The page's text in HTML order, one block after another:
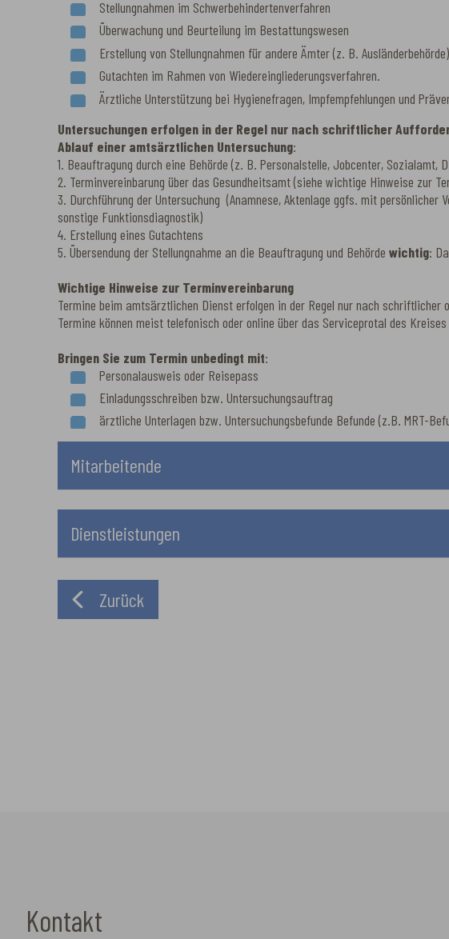
Stellungnahmen im Schwerbehindertenverfahren
Überwachung und Beurteilung im Bestattungswesen
Erstellung von Stellungnahmen für andere Ämter (z. B. Ausländerbehörde)
Gutachten im Rahmen von Wiedereingliederungsverfahren.
Ärztliche Unterstützung bei Hygienefragen, Impfempfehlungen und
Untersuchungen erfolgen in der Regel nur nach schriftlicher
Ablauf einer amtsärztlichen Untersuchung:
1. Beauftragung durch eine Behörde (z. B. Personalstelle, Jobcenter, Sozialamt,
2. Terminvereinbarung über das Gesundheitsamt (siehe wichtige Hinweise zur
3. Durchführung der Untersuchung (Anamnese, Aktenlage ggfs. mit
sonstige Funktionsdiagnostik)
4. Erstellung eines Gutachtens
5. Übersendung der Stellungnahme an die Beauftragung und Behörde wichtig:
Wichtige Hinweise zur Terminvereinbarung
Termine beim amtsärztlichen Dienst erfolgen in der Regel nur nach schriftlicher
Termine können meist telefonisch oder online über das Serviceprotal des
Bringen Sie zum Termin unbedingt mit:
Personalausweis oder Reisepass
Einladungsschreiben bzw. Untersuchungsauftrag
ärztliche Unterlagen bzw. Untersuchungsbefunde Befunde (z.B. MRT-
Mitarbeitende
Dienstleistungen
Zurück
Kontakt